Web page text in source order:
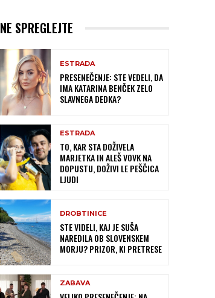
NE SPREGLEJTE
ESTRADA
PRESENEČENJE: STE VEDELI, DA
IMA KATARINA BENČEK ZELO
SLAVNEGA DEDKA?
ESTRADA
TO, KAR STA DOŽIVELA
MARJETKA IN ALEŠ VOVK NA
DOPUSTU, DOŽIVI LE PEŠČICA
LJUDI
DROBTINICE
STE VIDELI, KAJ JE SUŠA
NAREDILA OB SLOVENSKEM
MORJU? PRIZOR, KI PRETRESE
ZABAVA